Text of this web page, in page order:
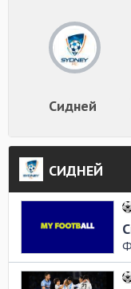
Сидней
СИДНЕЙ